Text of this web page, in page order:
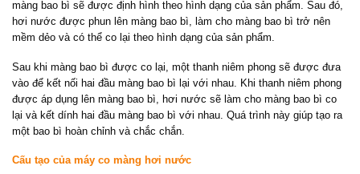
màng bao bì sẽ được định hình theo hình dạng của sản phẩm. Sau đó,
hơi nước được phun lên màng bao bì, làm cho màng bao bì trở nên
mềm dẻo và có thể co lại theo hình dạng của sản phẩm.
Sau khi màng bao bì được co lại, một thanh niêm phong sẽ được đưa
vào để kết nối hai đầu màng bao bì lại với nhau. Khi thanh niêm phong
được áp dụng lên màng bao bì, hơi nước sẽ làm cho màng bao bì co
lại và kết dính hai đầu màng bao bì với nhau. Quá trình này giúp tạo ra
một bao bì hoàn chỉnh và chắc chắn.
Cấu tạo của máy co màng hơi nước